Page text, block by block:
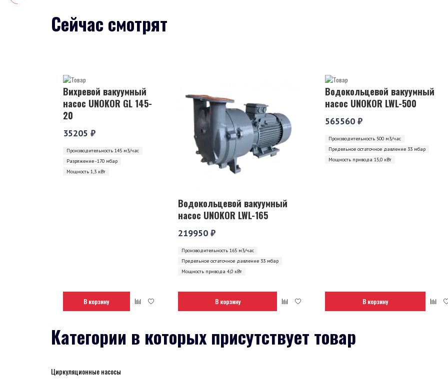
Сейчас смотрят
Вихревой вакуумный
насос UNOKOR GL 145-
20
35205 ₽
Производительность 145 м3/час
Разряжение -170 мбар
Мощность 1,3 кВт
В корзину
Водокольцевой вакуумный
насос UNOKOR LWL-165
219950 ₽
Производительность 165 м3/час
Предельное остаточное давление 33 мбар
Мощность привода 4,0 кВт
В корзину
Водокольцевой вакуумный
насос UNOKOR LWL-500
565560 ₽
Производительность 500 м3/час
Предельное остаточное давление 33 мбар
Мощность привода 15,0 кВт
В корзину
Категории в которых присутствует товар
Циркуляционные насосы